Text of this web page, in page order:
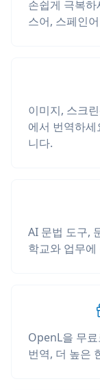
손쉽게 극복
스어, 스페인
이미지, 스크
에서 번역하
니다.
AI 문법 도구,
학교와 업무
OpenL을 무
번역, 더 높은